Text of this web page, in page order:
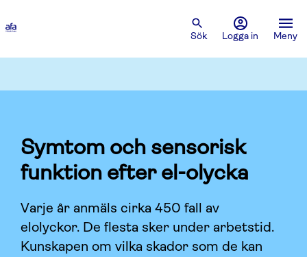
Sök Logga in Meny
Symtom och sensorisk
funktion efter el-olycka
Varje år anmäls cirka 450 fall av
elolyckor. De flesta sker under arbetstid.
Kunskapen om vilka skador som de kan